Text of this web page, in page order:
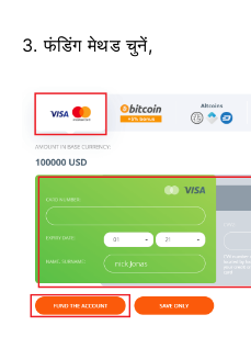
3. फंडिंग मेथड चुनें,